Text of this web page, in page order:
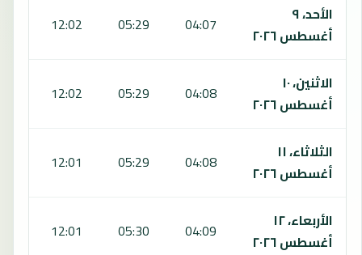
الأحد، ٩
أغسطس ٢٠٢٦
04:07
05:29
12:02
الاثنين، ١٠
أغسطس ٢٠٢٦
04:08
05:29
12:02
الثلاثاء، ١١
أغسطس ٢٠٢٦
04:08
05:29
12:01
الأربعاء، ١٢
أغسطس ٢٠٢٦
04:09
05:30
12:01